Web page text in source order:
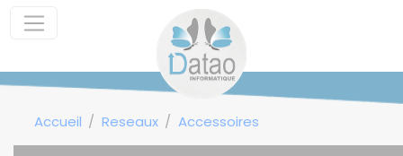
Accueil Reseaux Accessoires
Panneau de gestion des cookies